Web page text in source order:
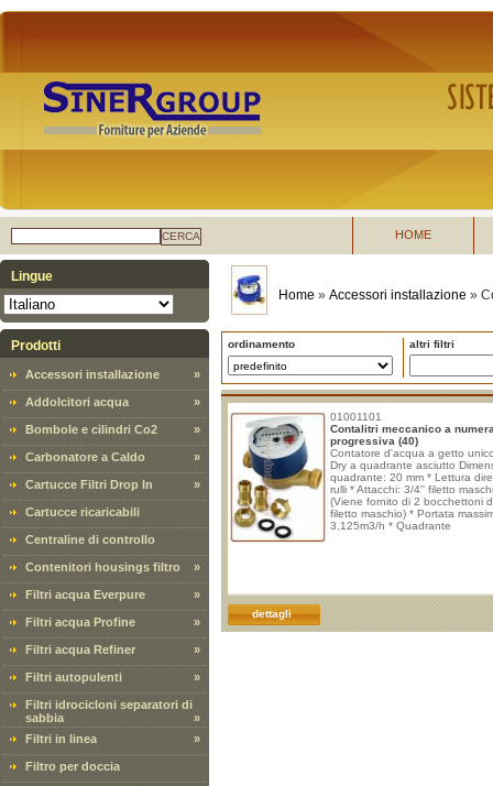
CERCA HOME
Lingue
Prodotti
Accessori installazione »
Addolcitori acqua »
Bombole e cilindri Co2 »
Carbonatore a Caldo »
Cartucce Filtri Drop In »
Cartucce ricaricabili
Centraline di controllo
Contenitori housings filtro »
Filtri acqua Everpure »
Filtri acqua Profine »
Filtri acqua Refiner »
Filtri autopulenti »
Filtri idrocicloni separatori di
sabbia
»
Filtri in linea
»
Filtro per doccia
Home » Accessori installazione »
ordinamento altri filtri
01001101
Contalitri meccanico a
progressiva (40)
Contatore d'acqua a getto
Dry a quadrante asciutto
quadrante: 20 mm * Lettura
rulli * Attacchi: 3/4'' filetto
(Viene fornito di 2 bocchettoni
filetto maschio) * Portata
3,125m3/h * Quadrante
dettagli